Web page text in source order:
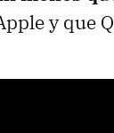
y que